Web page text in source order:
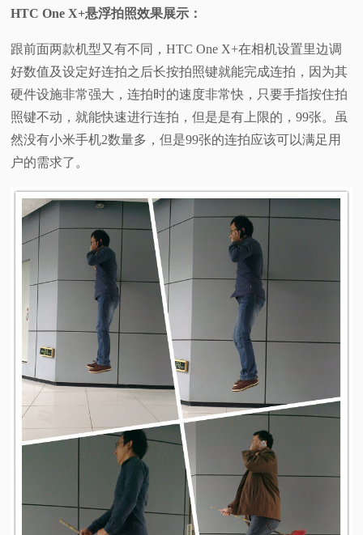
HTC One X+悬浮拍照效果展示：
跟前面两款机型又有不同，HTC One X+在相机设置里边调
好数值及设定好连拍之后长按拍照键就能完成连拍，因为其
硬件设施非常强大，连拍时的速度非常快，只要手指按住拍
照键不动，就能快速进行连拍，但是是有上限的，99张。虽
然没有小米手机2数量多，但是99张的连拍应该可以满足用
户的需求了。